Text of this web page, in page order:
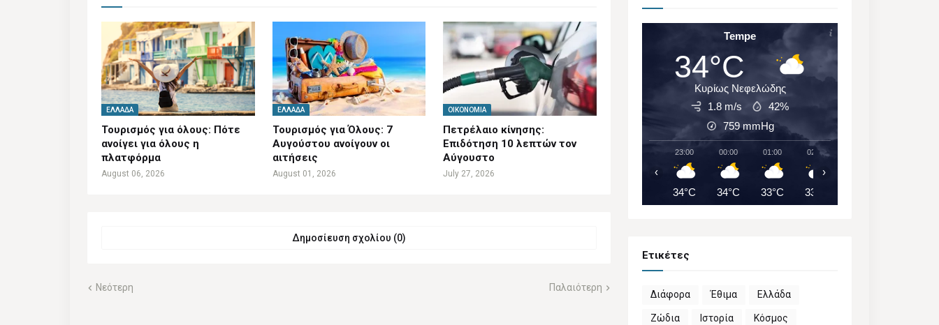
ΕΛΛΆΔΑ
Τουρισμός για όλους: Πότε
ανοίγει για όλους η
πλατφόρμα
August 06, 2026
ΕΛΛΆΔΑ
Τουρισμός για Όλους: 7
Αυγούστου ανοίγουν οι
αιτήσεις
August 01, 2026
ΟΙΚΟΝΟΜΊΑ
Πετρέλαιο κίνησης:
Επιδότηση 10 λεπτών τον
Αύγουστο
July 27, 2026
Δημοσίευση σχολίου (0)
Νεότερη Παλαιότερη
Tempe
34°C
Κυρίως Νεφελώδης
1.8 m/s
42%
759mmHg
23:00
34°C
00:00
34°C
01:00
33°C
02:00
33°C
‹ ›
Ετικέτες
Διάφορα Έθιμα Ελλάδα
Ζώδια Ιστορία Κόσμος